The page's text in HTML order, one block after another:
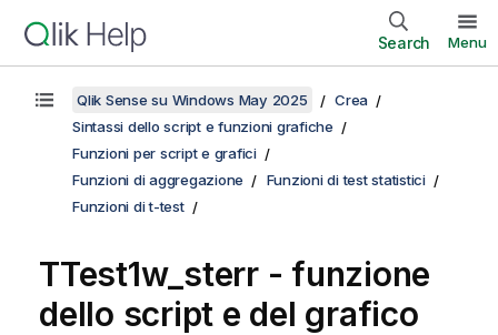
Search Menu
Qlik Sense su Windows May 2025
Crea
Sintassi dello script e funzioni grafiche
Funzioni per script e grafici
Funzioni di aggregazione
Funzioni di test statistici
Funzioni di t-test
TTest1w_sterr- funzione
dello script e del grafico